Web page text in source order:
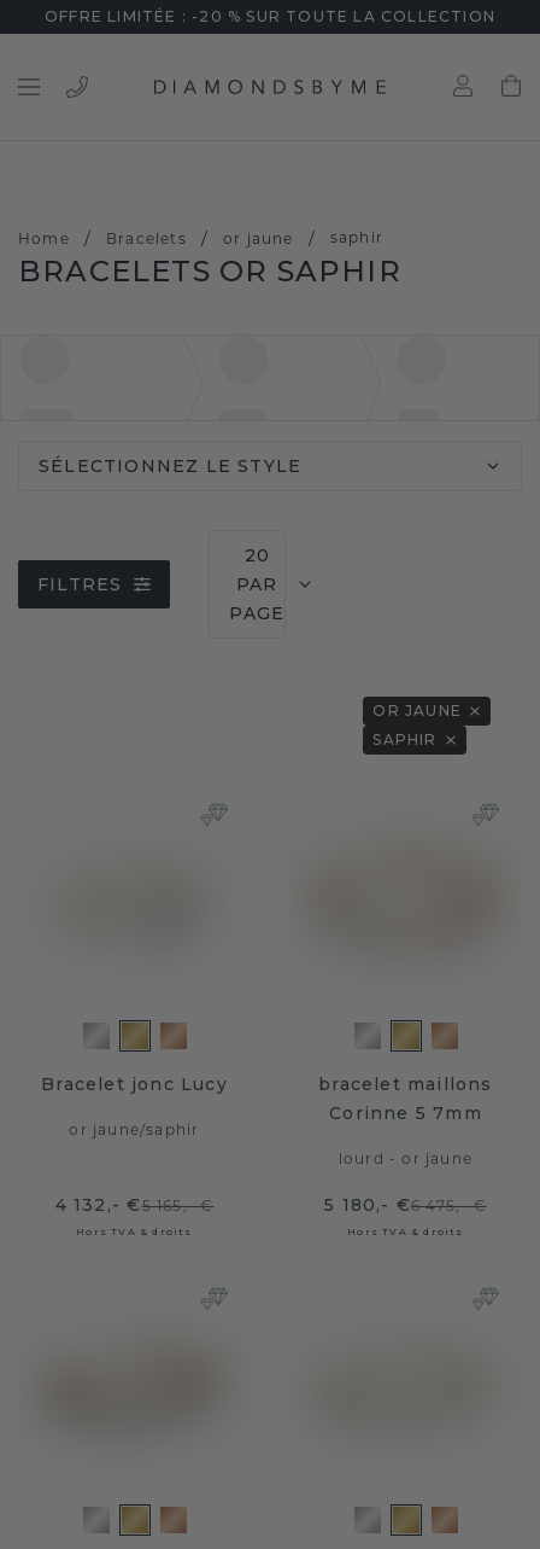
OFFRE LIMITÉE : -20 % SUR TOUTE LA COLLECTION
Home / Bracelets / or jaune / saphir
BRACELETS OR SAPHIR
SÉLECTIONNEZ LE STYLE
FILTRES
20
PAR
PAGE
OR JAUNE
SAPHIR
Bracelet jonc Lucy
or jaune/saphir
4 132,- €5 165,- €
Hors TVA & droits
bracelet maillons
Corinne 5 7mm
lourd - or jaune
5 180,- €6 475,- €
Hors TVA & droits